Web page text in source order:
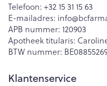
Telefoon: +32 15 31 15 63
E-mailadres: info@
APB nummer: 120903
Apotheek titularis:
BTW nummer:
Klantenservice